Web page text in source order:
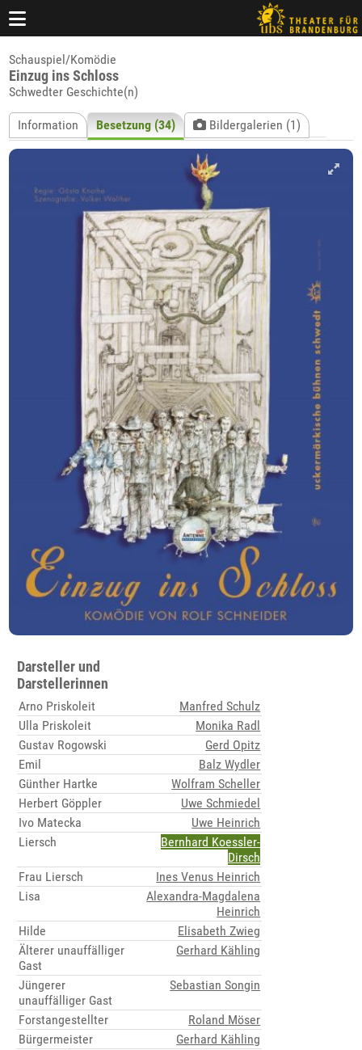
Schauspiel/Komödie
Einzug ins Schloss
Schwedter Geschichte(n)
Information Besetzung (34) Bildergalerien (1)
Darsteller und
Darstellerinnen
Arno Priskoleit
Manfred Schulz
Ulla Priskoleit
Monika Radl
Gustav Rogowski
Gerd Opitz
Emil
Balz Wydler
Günther Hartke
Wolfram Scheller
Herbert Göppler
Uwe Schmiedel
Ivo Matecka
Uwe Heinrich
Liersch
Bernhard Koessler-
Dirsch
Frau Liersch
Ines Venus Heinrich
Lisa
Alexandra-Magdalena
Heinrich
Hilde
Elisabeth Zwieg
Älterer unauffälliger
Gast
Gerhard Kähling
Jüngerer
unauffälliger Gast
Sebastian Songin
Forstangestellter
Roland Möser
Bürgermeister
Gerhard Kähling